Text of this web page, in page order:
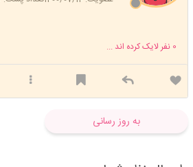
0 نفر لایک کرده اند ...
به روز رسانی